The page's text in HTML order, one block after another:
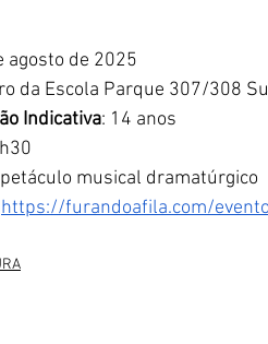
agosto de 2025
da Escola Parque 307/308
Indicativa: 14 anos
musical dramatúrgico
https://furandoafila.com/